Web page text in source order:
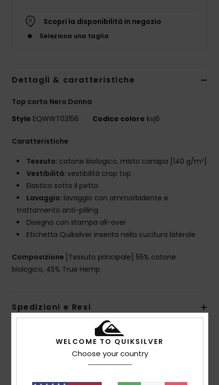
Scopri la disponibilità in negozio
Seleziona una taglia
Dettagli & caratteristiche
Top corto Nero Donna
Style EQWWT03156 Codice colore kvj6
Caratteristiche
Tessuto: cotone biologico, misto canapa [140 g/m²]
Vestibilità: vestibilità crop top
Elastico sotto il petto
Lavaggio: lavaggio con ammorbidente e
trattamento anti-pilling
Disegno con stampa all-over
Etichetta Quiksilver inserita nella cucitura laterale
Composizione [Tessuto principale] 55% cotone
biologico, 45% True Hemp
Spedizioni e Resi
Recensioni dei clienti
Punteggio medio
WELCOME TO QUIKSILVER
Choose your country